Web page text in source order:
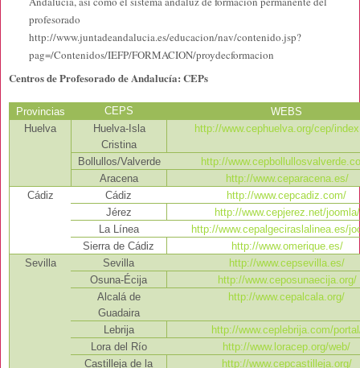
profesorado
http://www.juntadeandalucia.es/educacion/nav/contenido.jsp?
pag=/Contenidos/IEFP/FORMACION/proydecformacion
Centros de Profesorado de Andalucía: CEPs
Provincias CEPS
WEBS
Huelva
Huelva-Isla
Cristina
http://www.cephuelva.org/cep/
Bollullos/Valverde
http://
Aracena
http://www.ceparacena.es/
Cádiz
Cádiz
http://www.cepcadiz.com/
Jérez
http://www.cepjerez.net/joomla/
La Línea
http://www.cepalgeciraslalinea.es/
Sierra de Cádiz
http://www.omerique.es/
Sevilla
Sevilla
http://www.cepsevilla.es/
Osuna-Écija
http://www.ceposunaecija.org/
Alcalá de
Guadaira
http://www.cepalcala.org/
Lebrija
http://www.ceplebrija.com/
Lora del Río
http://www.loracep.org/web/
Castilleja de la
http://www.cepcastilleja.org/